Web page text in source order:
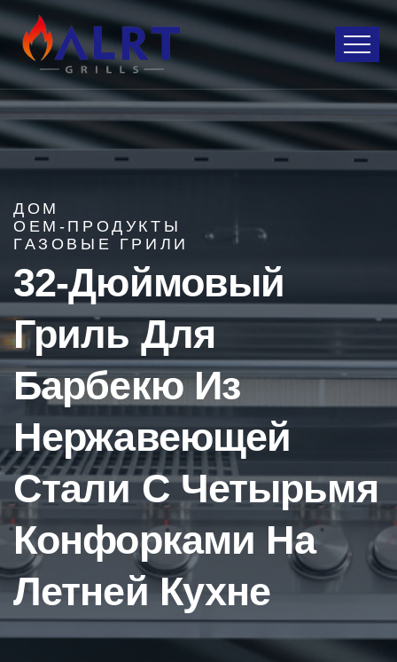
ДОМ
OEM-ПРОДУКТЫ
ГАЗОВЫЕ ГРИЛИ
32-Дюймовый
Гриль Для
Барбекю Из
Нержавеющей
Стали С Четырьмя
Конфорками На
Летней Кухне